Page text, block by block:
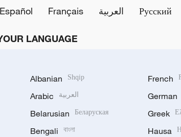
Español Français العربية Русский
LANGUAGE
Albanian Shqip
Arabic العربية
Belarusian Беларуская
Bengali বাংলা
French
German
Greek
Hausa